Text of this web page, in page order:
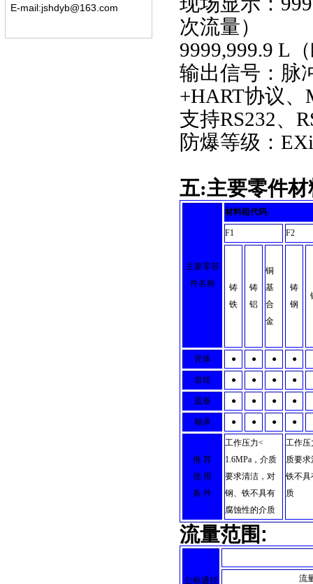
E-mail:jshdyb@163.com
次流量）
9999,999.9 L
输出信号：脉
+HART协议、
支持RS232、
防爆等级：
五:主要零件
主要零部
件名称
材料组代码
F1 F2
铸
铁
铸
铝
铜
基
合
金
铸
钢
壳体 ● ● ● ●
齿轮 ● ● ● ●
盖板 ● ● ● ●
轴承 ● ● ● ●
推 荐
使 用
条 件
工作压力<
1.6MPa，介质
要求清洁，对
钢、铁不具有
腐蚀性的介质
工作压
质要
铁不
质
流量范围:
公称通径 流